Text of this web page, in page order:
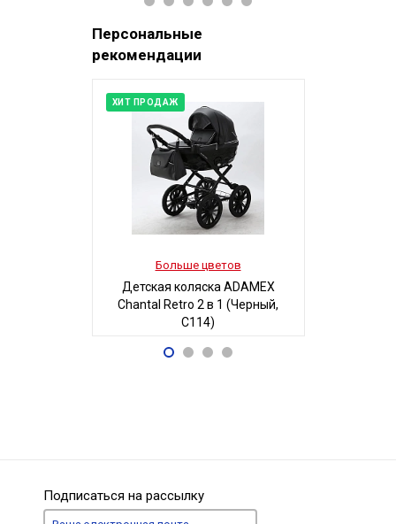
Персональные
рекомендации
ХИТ ПРОДАЖ
Больше цветов
Детская коляска ADAMEX
Chantal Retro 2 в 1 (Черный,
C114)
68 700 Р
Подписаться на рассылку